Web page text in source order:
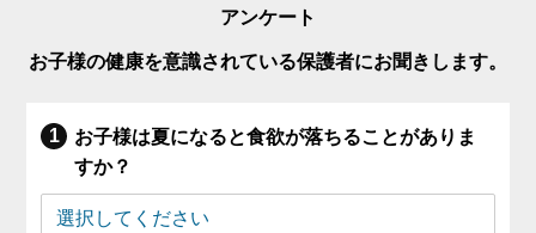
アンケート
お子様の健康を意識されている保護者にお聞きします。
お子様は夏になると食欲が落ちることがありま
すか？